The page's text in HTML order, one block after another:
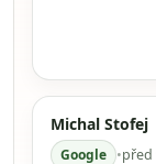
Michal Stofej
Google •před